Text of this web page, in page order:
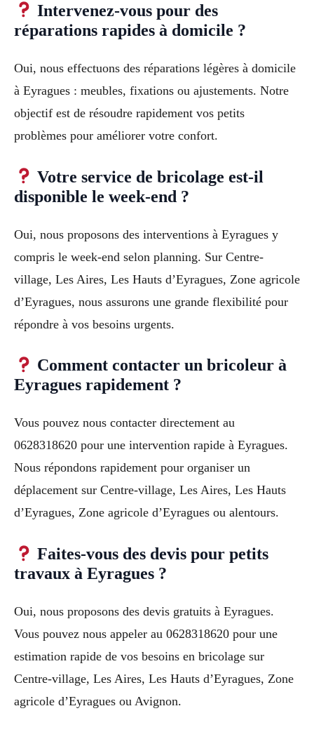
Intervenez-vous pour des
réparations rapides à domicile ?
Oui, nous effectuons des réparations légères à domicile
à Eyragues : meubles, fixations ou ajustements. Notre
objectif est de résoudre rapidement vos petits
problèmes pour améliorer votre confort.
Votre service de bricolage est-il
disponible le week-end ?
Oui, nous proposons des interventions à Eyragues y
compris le week-end selon planning. Sur Centre-
village, Les Aires, Les Hauts d’Eyragues, Zone agricole
d’Eyragues, nous assurons une grande flexibilité pour
répondre à vos besoins urgents.
Comment contacter un bricoleur à
Eyragues rapidement ?
Vous pouvez nous contacter directement au
0628318620 pour une intervention rapide à Eyragues.
Nous répondons rapidement pour organiser un
déplacement sur Centre-village, Les Aires, Les Hauts
d’Eyragues, Zone agricole d’Eyragues ou alentours.
Faites-vous des devis pour petits
travaux à Eyragues ?
Oui, nous proposons des devis gratuits à Eyragues.
Vous pouvez nous appeler au 0628318620 pour une
estimation rapide de vos besoins en bricolage sur
Centre-village, Les Aires, Les Hauts d’Eyragues, Zone
agricole d’Eyragues ou Avignon.